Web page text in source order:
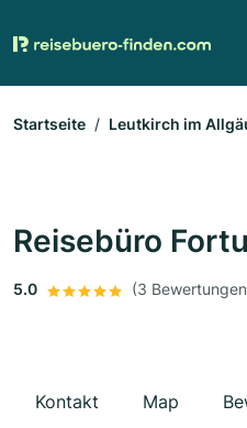
Startseite Leutkirch im
Reisebüro
5.0 (3
Kontakt Map